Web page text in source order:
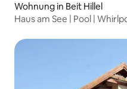
Wohnung in Beit Hillel
Haus am See | Pool |